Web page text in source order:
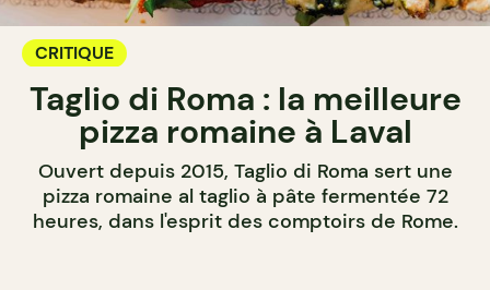
CRITIQUE
Taglio di Roma : la meilleure
pizza romaine à Laval
Ouvert depuis 2015, Taglio di Roma sert une
pizza romaine al taglio à pâte fermentée 72
heures, dans l'esprit des comptoirs de Rome.